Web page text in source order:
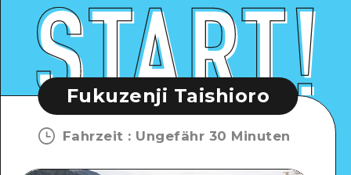
Fukuzenji Taishioro
Fahrzeit : Ungefähr 30 Minuten